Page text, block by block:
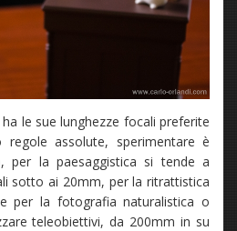
le sue lunghezze focali preferite
assolute, sperimentare è
per la paesaggistica si tende a
sotto ai 20mm, per la ritrattistica
per la fotografia naturalistica o
teleobiettivi, da 200mm in su